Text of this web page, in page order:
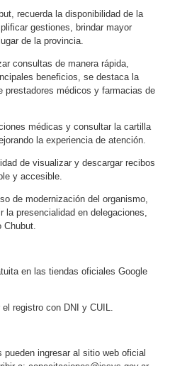
recuerda la disponibilidad de la
gestiones, brindar mayor
de la provincia.
consultas de manera rápida,
beneficios, se destaca la
prestadores médicos y farmacias de
médicas y consultar la cartilla
la experiencia de atención.
de visualizar y descargar recibos
y accesible.
de modernización del organismo,
presencialidad en delegaciones,
Chubut.
en las tiendas oficiales Google
registro con DNI y CUIL.
ingresar al sitio web oficial